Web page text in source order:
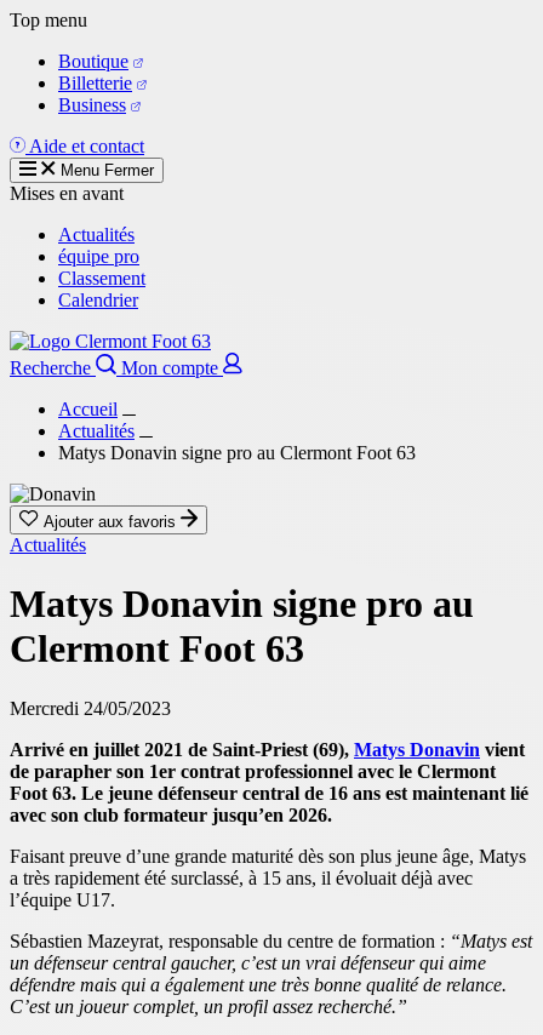
Aller
contenu
principal
Top menu
Boutique
Billetterie
Business
Aide et contact
Menu Fermer
Mises en avant
Actualités
équipe pro
Classement
Calendrier
Recherche
Mon compte
Accueil
Actualités
Matys Donavin signe pro au Clermont Foot 63
Ajouter aux favoris
Actualités
Matys Donavin signe pro au
Clermont Foot 63
Mercredi 24/05/2023
Arrivé en juillet 2021 de Saint-Priest (69), Matys Donavin vient
de parapher son 1er contrat professionnel avec le Clermont
Foot 63. Le jeune défenseur central de 16 ans est maintenant lié
avec son club formateur jusqu’en 2026.
Faisant preuve d’une grande maturité dès son plus jeune âge, Matys
a très rapidement été surclassé, à 15 ans, il évoluait déjà avec
l’équipe U17.
Sébastien Mazeyrat, responsable du centre de formation : “Matys est
un défenseur central gaucher, c’est un vrai défenseur qui aime
défendre mais qui a également une très bonne qualité de relance.
C’est un joueur complet, un profil assez recherché.”